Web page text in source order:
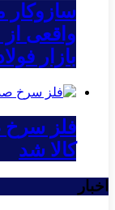
سازوکار
واقعی
بازار
فلز سرخ
کالا شد
اخبار